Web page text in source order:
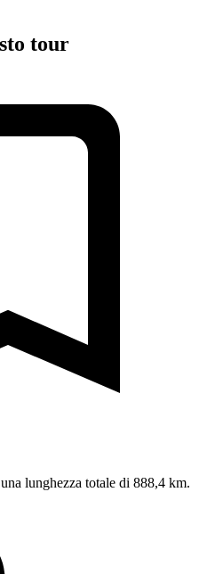
tour
lunghezza totale di 888,4 km.